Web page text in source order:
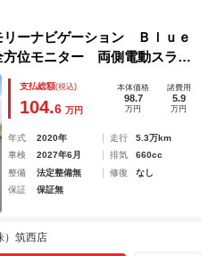
ーナビゲーション Ｂｌｕｅ
位モニター 両側電動スライ
ーフレザーシート アダプテ
ト・リアソナー 社外アルミ
支払総額(税込)
104.6 万円
本体価格
98.7
万円
諸費用
5.9
万円
年式 2020年 走行
5.3万km
車検
2027年6月 排気
660cc
整備
法定整備無 修復
なし
保証
保証無
）筑西店